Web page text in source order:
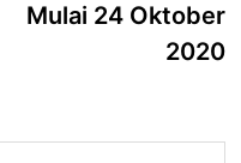
Mulai 24 Oktober
2020